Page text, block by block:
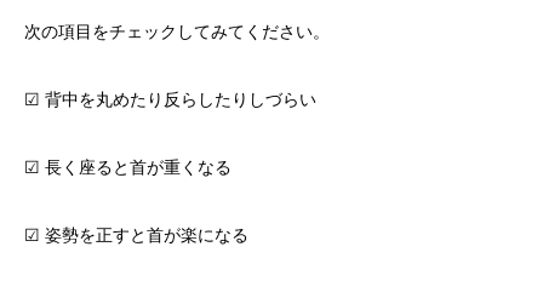
次の項目をチェックしてみてください。
☑ 背中を丸めたり反らしたりしづらい
☑ 長く座ると首が重くなる
☑ 姿勢を正すと首が楽になる